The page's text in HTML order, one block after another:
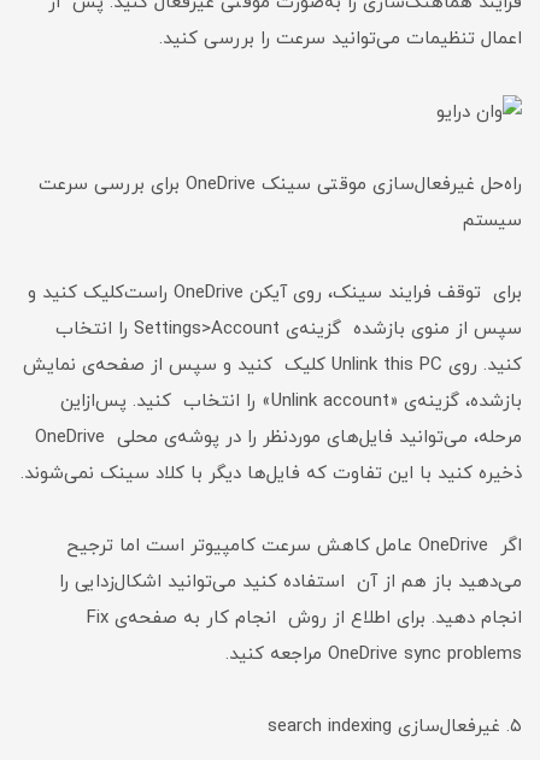
اعمال تنظیمات می‌توانید سرعت را بررسی کنید.
راه‌حل غیرفعال‌سازی موقتی سینک OneDrive برای بررسی سرعت
سیستم
برای توقف فرایند سینک، روی آیکن OneDrive راست‌کلیک کنید و
سپس از منوی بازشده گزینه‌ی Settings>Account را انتخاب
کنید. روی Unlink this PC کلیک کنید و سپس از صفحه‌ی نمایش
بازشده، گزینه‌ی «Unlink account» را انتخاب کنید. پس‌ازاین
مرحله، می‌توانید فایل‌های موردنظر را در پوشه‌ی محلی OneDrive
ذخیره کنید با این تفاوت که فایل‌ها دیگر با کلاد سینک نمی‌شوند.
اگر OneDrive عامل کاهش سرعت کامپیوتر است اما ترجیح
می‌دهید باز هم از آن استفاده کنید می‌توانید اشکال‌زدایی را
انجام دهید. برای اطلاع از روش انجام کار به صفحه‌ی Fix
OneDrive sync problems مراجعه کنید.
۵. غیرفعال‌سازی search indexing